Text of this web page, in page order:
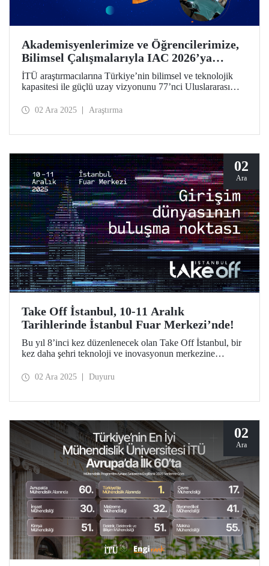
Akademisyenlerimize ve Öğrencilerimize,
Bilimsel Çalışmalarıyla IAC 2026’ya
Katılma Çağrısı
İTÜ araştırmacılarına Türkiye’nin bilimsel ve teknolojik
kapasitesi ile güçlü uzay vizyonunu 77’nci Uluslararası
özeti gönderimi için son tarih 28 Şubat 2026!
02 Ara 2025 Araştırma
02
Ara
Take Off İstanbul, 10-11 Aralık
Tarihlerinde İstanbul Fuar Merkezi’nde!
Bu yıl 8’inci kez düzenlenecek olan Take Off İstanbul, bir
kez daha şehri teknoloji ve inovasyonun merkezine
için ziyaretçi kaydınızı https://takeoffistanbul.com/tr/ adresi
02 Ara 2025 Duyuru
02
Ara